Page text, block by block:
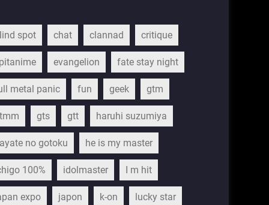
spot chat clannad critique
evangelion fate stay night
metal panic fun geek gtm
gts gtt haruhi suzumiya
no gotoku he is my master
100% idolmaster I m hit
expo japon k-on lucky star